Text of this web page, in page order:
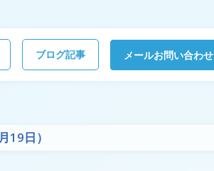
ブログ記事 メールお問い合わせ
19日）